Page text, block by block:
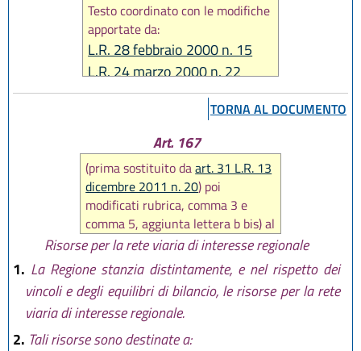
Testo coordinato con le modifiche
apportate da:
L.R. 28 febbraio 2000 n. 15
L.R. 24 marzo 2000 n. 22
L.R. 22 febbraio 2001 n. 5
L.R. 26 aprile 2001 n. 11
L.R. 4 maggio 2001 n. 12
L.R. 13 novembre 2001 n. 36
L.R. 13 novembre 2001 n. 38
L.R. 26 novembre 2001 n. 43
L.R. 25 novembre 2002 n. 31
L.R. 19 dicembre 2002 n. 36
L.R. 12 marzo 2003 n. 2
L.R. 31 marzo 2003 n. 7
L.R. 30 giugno 2003 n. 12
L.R. 4 dicembre 2003 n. 24
TORNA AL DOCUMENTO
Art. 167
(prima sostituito daart. 31 L.R. 13
dicembre 2011 n. 20) poi
modificati rubrica, comma 3 e
comma 5, aggiunta lettera b bis) al
comma 2, aggiunti commi 3 bis e
4 bis da
art. 79 L.R. 30 luglio
2015, n. 13 , poi aggiunta lett. b)
ter al comma 2 e sostituito
comma 3 bis daart. 6 L.R. 29
dicembre 2015, n. 22
Risorse per la rete viaria di interesse regionale
1. La Regione stanzia distintamente, e nel rispetto dei
vincoli e degli equilibri di bilancio, le risorse per la rete
viaria di interesse regionale.
2. Tali risorse sono destinate a: